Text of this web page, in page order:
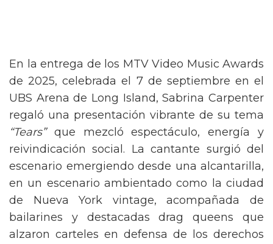
En la entrega de los MTV Video Music Awards
de 2025, celebrada el 7 de septiembre en el
UBS Arena de Long Island, Sabrina Carpenter
regaló una presentación vibrante de su tema
“Tears”que mezcló espectáculo, energía y
reivindicación social. La cantante surgió del
escenario emergiendo desde una alcantarilla,
en un escenario ambientado como la ciudad
de Nueva York vintage, acompañada de
bailarines y destacadas drag queens que
alzaron carteles en defensa de los derechos